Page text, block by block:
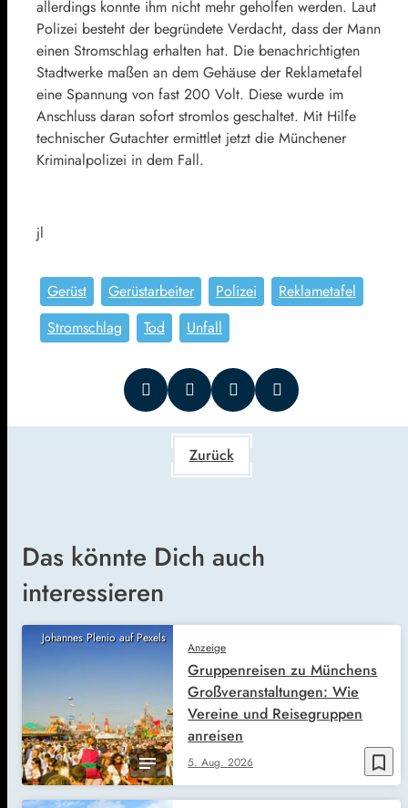
allerdings konnte ihm nicht mehr geholfen werden. Laut
Polizei besteht der begründete Verdacht, dass der Mann
einen Stromschlag erhalten hat. Die benachrichtigten
Stadtwerke maßen an dem Gehäuse der Reklametafel
eine Spannung von fast 200 Volt. Diese wurde im
Anschluss daran sofort stromlos geschaltet. Mit Hilfe
technischer Gutachter ermittlet jetzt die Münchener
Kriminalpolizei in dem Fall.
jl
Gerüst Gerüstarbeiter Polizei
Reklametafel
Stromschlag
Tod Unfall
Zurück
Das könnte Dich auch
interessieren
Johannes Plenio auf Pexels
bookmark_border
Anzeige
5. Aug. 2026
Gruppenreisen zu Münchens
Großveranstaltungen: Wie
Vereine und Reisegruppen
anreisen